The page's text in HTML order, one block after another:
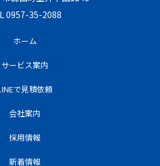
0957-35-2088
ホーム
サービス案内
で見積依頼
会社案内
採用情報
新着情報